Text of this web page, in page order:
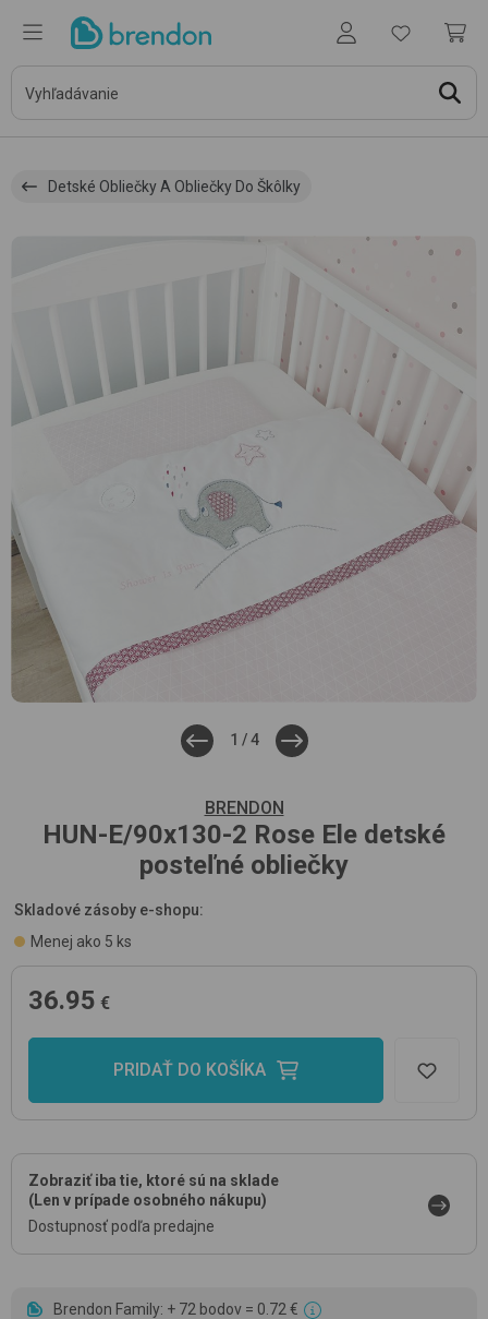
Detské Obliečky A Obliečky Do Škôlky
1 /4
BRENDON
HUN-E/90x130-2 Rose Ele detské
posteľné obliečky
Skladové zásoby e-shopu:
Menej ako 5 ks
36.95 €
PRIDAŤ DO KOŠÍKA
Zobraziť iba tie, ktoré sú na sklade
(Len v prípade osobného nákupu)
Dostupnosť podľa predajne
Brendon Family: + 72 bodov = 0.72 €